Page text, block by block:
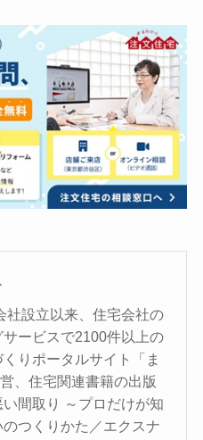
社設立以来、住宅会社の
サービスで2100件以上の
りポータルサイト「ま
、住宅関連書籍の出版
い間取り ～プロだけが知
つくりかた／エクスナ